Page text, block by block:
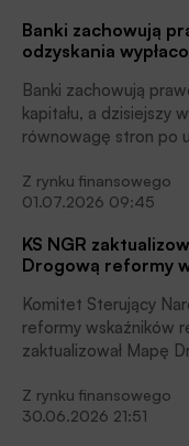
Banki zachowują
odzyskania
Banki zachowują
kapitału, a dzisiejszy
równowagę stron po
lipca 2026 r. w połączonych sprawach C-261/25 (Ścierbek)
oraz C-262/25
biegu przedawnienia
Z rynku finansowego
01.07.2026 09:45
KS NGR
Drogową reformy
Komitet Sterujący
reformy wskaźników
zaktualizował Mapę
uporządkowanej
komunikacie KS NGR.
Z rynku finansowego
30.06.2026 21:51